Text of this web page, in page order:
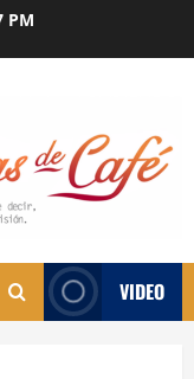
PM
VIDEO